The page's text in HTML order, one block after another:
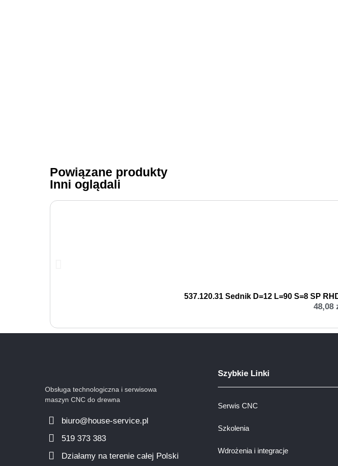
Powiązane produkty
Inni oglądali
537.120.31 Sednik D=12 L=90 S=8 SP
48,08
Obsługa technologiczna i serwisowa
maszyn CNC do drewna
biuro@house-service.pl
519 373 383
Działamy na terenie całej Polski
Szybkie Linki
Serwis CNC
Szkolenia
Wdrożenia i integracje